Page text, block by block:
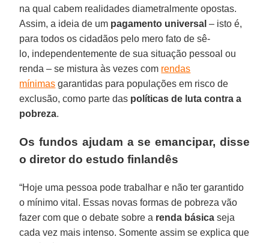
na qual cabem realidades diametralmente opostas.
Assim, a ideia de um pagamento universal – isto é,
para todos os cidadãos pelo mero fato de sê-
lo, independentemente de sua situação pessoal ou
renda – se mistura às vezes com rendas
mínimas garantidas para populações em risco de
exclusão, como parte das políticas de luta contra a
pobreza.
Os fundos ajudam a se emancipar, disse
o diretor do estudo finlandês
“Hoje uma pessoa pode trabalhar e não ter garantido
o mínimo vital. Essas novas formas de pobreza vão
fazer com que o debate sobre a renda básica seja
cada vez mais intenso. Somente assim se explica que